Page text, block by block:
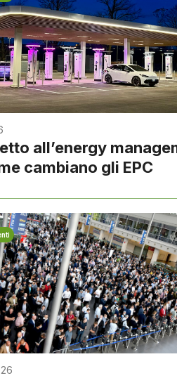
all’energy
cambiano gli EPC